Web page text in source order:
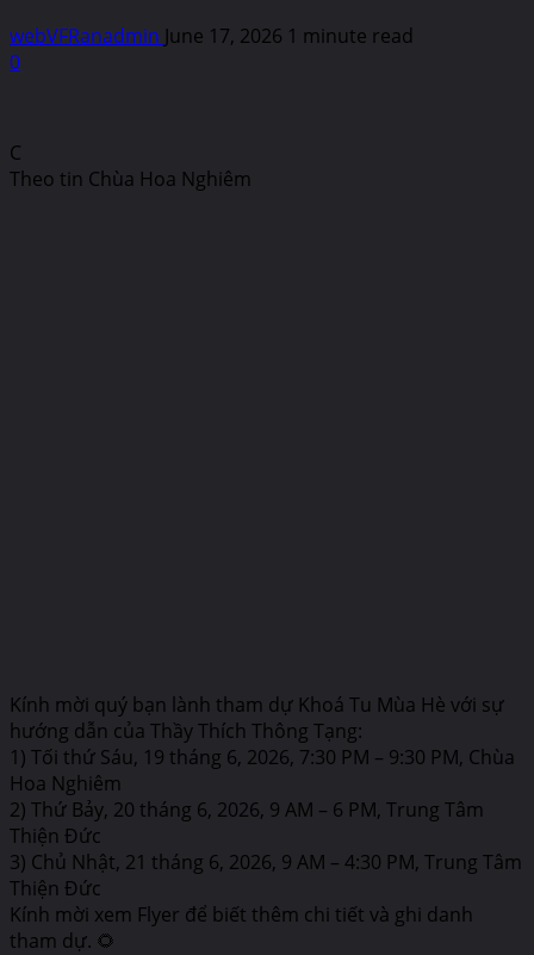
webVFRanadmin June 17, 2026 1 minute read
0
C
Theo tin Chùa Hoa Nghiêm
Kính mời quý bạn lành tham dự Khoá Tu Mùa Hè với sự
hướng dẫn của Thầy Thích Thông Tạng:
1) Tối thứ Sáu, 19 tháng 6, 2026, 7:30 PM – 9:30 PM, Chùa
Hoa Nghiêm
2) Thứ Bảy, 20 tháng 6, 2026, 9 AM – 6 PM, Trung Tâm
Thiện Đức
3) Chủ Nhật, 21 tháng 6, 2026, 9 AM – 4:30 PM, Trung Tâm
Thiện Đức
Kính mời xem Flyer để biết thêm chi tiết và ghi danh
tham dự. 🌻